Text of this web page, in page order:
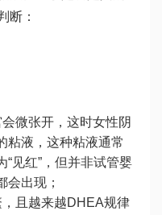
断：
微张开，这时女性阴
粘液，这种粘液通常
见红”，但并非试管婴
会出现；
且越来越DHEA规律